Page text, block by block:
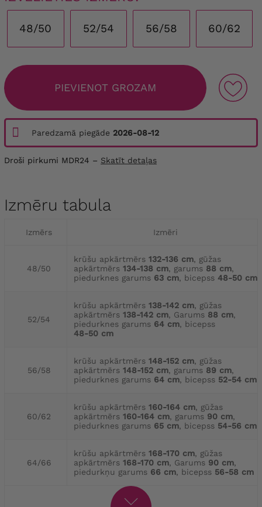
48/50 52/54 56/58 60/62
PIEVIENOT GROZAM
Paredzamā piegāde 2026-08-12
Droši pirkumi MDR24 – Skatīt detaļas
Izmēru tabula
Izmērs Izmēri
48/50
krūšu apkārtmērs 132-136 cm, gūžas
apkārtmērs 134-138 cm, garums 88 cm,
piedurknes garums 63 cm, bicepss 48-50 cm
52/54
krūšu apkārtmērs 138-142 cm, gūžas
apkārtmērs 138-142 cm, Garums 88 cm,
piedurknes garums 64 cm, bicepss
48-50 cm
56/58
krūšu apkārtmērs 148-152 cm, gūžas
apkārtmērs 148-152 cm, garums 89 cm,
piedurknes garums 64 cm, bicepss 52-54 cm
60/62
krūšu apkārtmērs 160-164 cm, gūžas
apkārtmērs 160-164 cm, garums 90 cm,
piedurknes garums 65 cm, bicepss 54-56 cm
64/66
krūšu apkārtmērs 168-170 cm, gūžas
apkārtmērs 168-170 cm, Garums 90 cm,
piedurkņu garums 66 cm, bicepss 56-58 cm